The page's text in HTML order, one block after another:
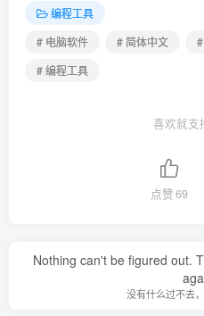
编程工具
# 电脑软件
# 简体中文
# 编程工具
喜欢就支
点赞69
Nothing can't be figured out.
没有什么过不去